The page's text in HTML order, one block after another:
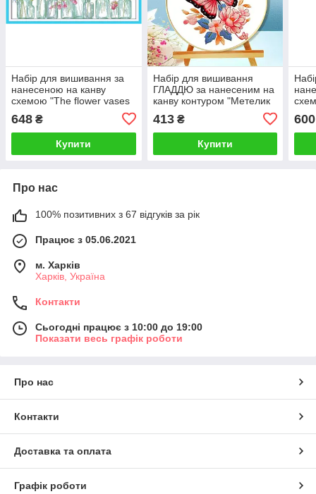
Набір для вишивання за
нанесеною на канву
схемою "The flower vases
". AIDA 14CT printed, 52*20
см
648 ₴
Купити
Набір для вишивання
ГЛАДДЮ за нанесеним на
канву контуром "Метелик
24*24 см
413₴
Купити
600
Про нас
100% позитивних з 67 відгуків за рік
Працює з 05.06.2021
м. Харків
Харків, Україна
Контакти
Сьогодні працює з 10:00 до 19:00
Показати весь графік роботи
Про нас
Контакти
Доставка та оплата
Графік роботи